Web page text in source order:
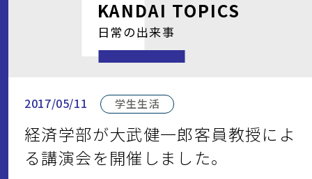
KANDAI TOPICS
日常の出来事
2017/05/11 学生生活
経済学部が大武健一郎客員教授によ
る講演会を開催しました。